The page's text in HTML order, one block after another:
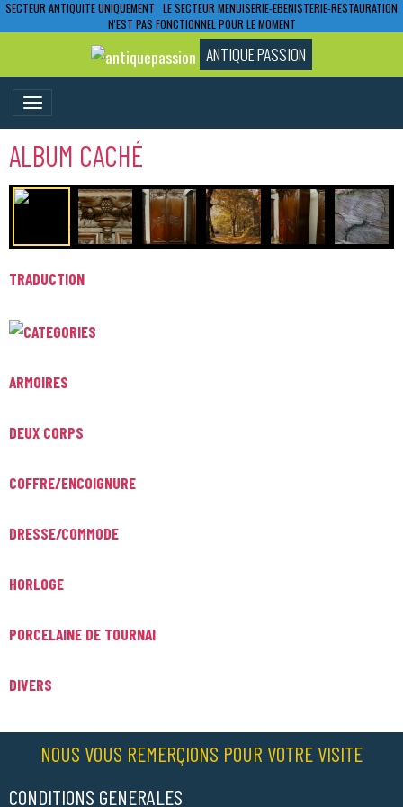
SECTEUR ANTIQUITE UNIQUEMENT LE SECTEUR MENUISERIE-EBENISTERIE-RESTAURATION
N'EST PAS FONCTIONNEL POUR LE MOMENT
ANTIQUE PASSION
ALBUM CACHÉ
TRADUCTION
ARMOIRES
DEUX CORPS
COFFRE/ENCOIGNURE
DRESSE/COMMODE
HORLOGE
PORCELAINE DE TOURNAI
DIVERS
NOUS VOUS REMERÇIONS POUR VOTRE VISITE
CONDITIONS GENERALES